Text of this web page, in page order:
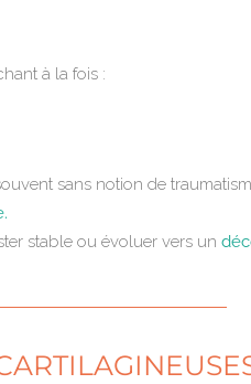
à la fois :
sans notion de
stable ou évoluer vers un